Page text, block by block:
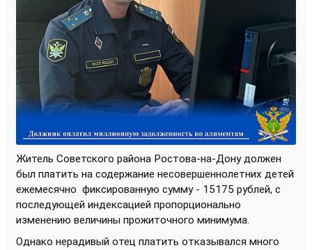
Житель Советского района Ростова-на-Дону должен
был платить на содержание несовершеннолетних детей
ежемесячно фиксированную сумму - 15175 рублей, с
последующей индексацией пропорционально
изменению величины прожиточного минимума.
Однако нерадивый отец платить отказывался много